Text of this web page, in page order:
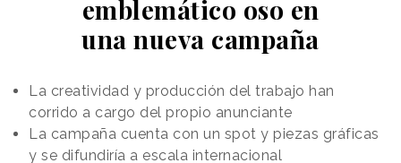
emblemático oso en
una nueva campaña
La creatividad y producción del trabajo han
corrido a cargo del propio anunciante
La campaña cuenta con un spot y piezas gráficas
y se difundiría a escala internacional